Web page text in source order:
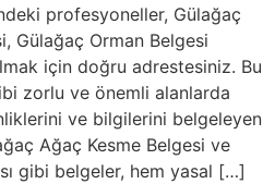
profesyoneller, Gülağaç
Gülağaç Orman Belgesi
için doğru adrestesiniz. Bu
zorlu ve önemli alanlarda
ve bilgilerini belgeleyen
Ağaç Kesme Belgesi ve
gibi belgeler, hem yasal […]